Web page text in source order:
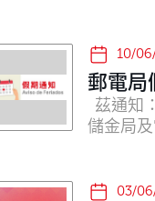
10/
郵電局
茲通知
03/